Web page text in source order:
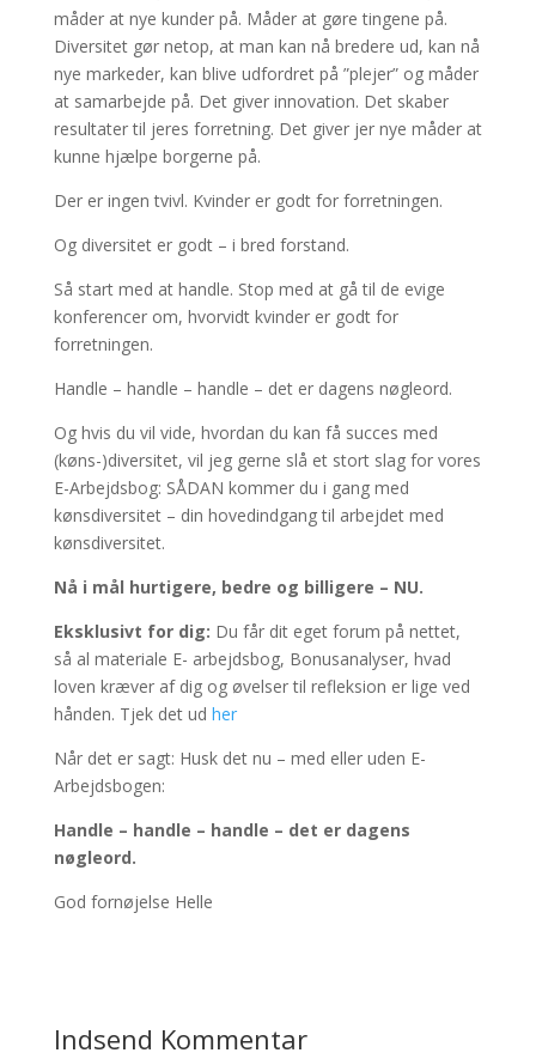
måder at nye kunder på. Måder at gøre tingene på.
Diversitet gør netop, at man kan nå bredere ud, kan nå
nye markeder, kan blive udfordret på ”plejer” og måder
at samarbejde på. Det giver innovation. Det skaber
resultater til jeres forretning. Det giver jer nye måder at
kunne hjælpe borgerne på.
Der er ingen tvivl. Kvinder er godt for forretningen.
Og diversitet er godt – i bred forstand.
Så start med at handle. Stop med at gå til de evige
konferencer om, hvorvidt kvinder er godt for
forretningen.
Handle – handle – handle – det er dagens nøgleord.
Og hvis du vil vide, hvordan du kan få succes med
(køns-)diversitet, vil jeg gerne slå et stort slag for vores
E-Arbejdsbog: SÅDAN kommer du i gang med
kønsdiversitet – din hovedindgang til arbejdet med
kønsdiversitet.
Nå i mål hurtigere, bedre og billigere – NU.
Eksklusivt for dig: Du får dit eget forum på nettet,
så al materiale E- arbejdsbog, Bonusanalyser, hvad
loven kræver af dig og øvelser til refleksion er lige ved
hånden. Tjek det ud her
Når det er sagt: Husk det nu – med eller uden E-
Arbejdsbogen:
Handle – handle – handle – det er dagens
nøgleord.
God fornøjelse Helle
Indsend Kommentar